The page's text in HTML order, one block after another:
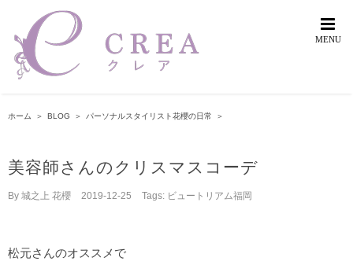
content
ホーム ＞ BLOG ＞ パーソナルスタイリスト花櫻の日常 ＞
美容師さんのクリスマスコーデ
By 城之上 花櫻 2019-12-25 Tags: ビュートリアム福岡
松元さんのオススメで